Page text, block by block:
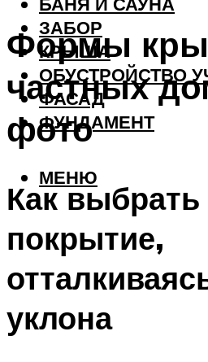
ЗАБОР
КРЫША
ОБУСТРОЙСТВО
ФАСАД
ФУНДАМЕНТ
МЕНЮ
Формы
частных
фото
Как выбрать
покрытие,
уклона